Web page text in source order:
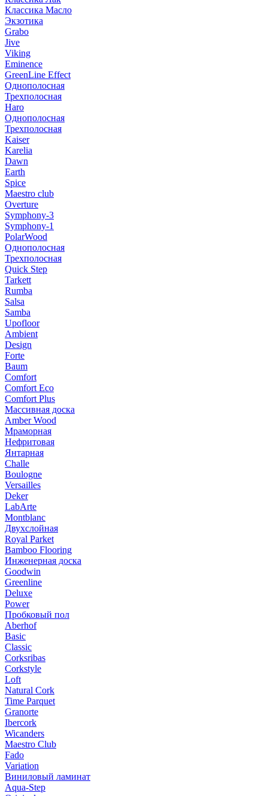
Классика Масло
Экзотика
Grabo
Jive
Viking
Eminence
GreenLine Effect
Однополосная
Трехполосная
Haro
Однополосная
Трехполосная
Kaiser
Karelia
Dawn
Earth
Spice
Maestro club
Overture
Symphony-3
Symphony-1
PolarWood
Однополосная
Трехполосная
Quick Step
Tarkett
Rumba
Salsa
Samba
Upofloor
Ambient
Design
Forte
Baum
Comfort
Comfort Eco
Comfort Plus
Массивная доска
Amber Wood
Мраморная
Нефритовая
Янтарная
Challe
Boulogne
Versailles
Deker
LabArte
Montblanc
Двухслойная
Royal Parket
Bamboo Flooring
Инженерная доска
Goodwin
Greenline
Deluxe
Power
Пробковый пол
Aberhof
Basic
Classic
Corksribas
Corkstyle
Loft
Natural Cork
Time Parquet
Granorte
Ibercork
Wicanders
Мaestro Club
Fado
Variation
Виниловый ламинат
Aqua-Step